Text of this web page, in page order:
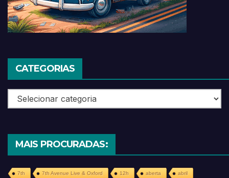
CATEGORIAS
Categorias
MAIS PROCURADAS:
7th 7th Avenue Live & Oxford 12h aberta abril